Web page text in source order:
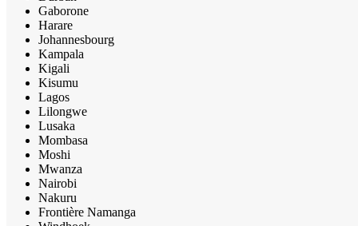
Gaborone
Harare
Johannesbourg
Kampala
Kigali
Kisumu
Lagos
Lilongwe
Lusaka
Mombasa
Moshi
Mwanza
Nairobi
Nakuru
Frontière Namanga